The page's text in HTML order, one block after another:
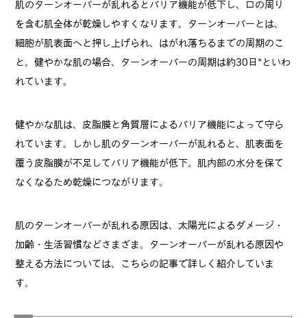
肌のターンオーバーが乱れるとバリア機能が低下し、口の周り
を含む肌全体が乾燥しやすくなります。ターンオーバーとは、
細胞が肌表面へと押し上げられ、はがれ落ちるまでの周期のこ
と。健やかな肌の場合、ターンオーバーの周期は約30日*といわ
れています。
健やかな肌は、皮脂膜と角質層によるバリア機能によって守ら
れています。しかし肌のターンオーバーが乱れると、肌表面を
覆う皮脂膜が不足してバリア機能が低下。肌内部の水分を保て
なくなるため乾燥につながります。
肌のターンオーバーが乱れる原因は、太陽光によるダメージ・
加齢・生活習慣などさまざま。ターンオーバーが乱れる原因や
整える方法については、こちらの記事で詳しく紹介していま
す。